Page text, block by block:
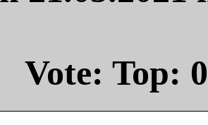
Vote: Top: 0